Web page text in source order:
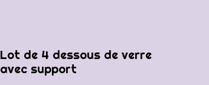
%
Lot de 4 dessous de verre
avec support